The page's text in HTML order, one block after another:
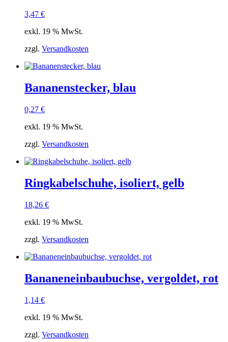
3,47 €
exkl. 19 % MwSt.
zzgl. Versandkosten
Bananenstecker, blau
0,27 €
exkl. 19 % MwSt.
zzgl. Versandkosten
Ringkabelschuhe, isoliert, gelb
18,26 €
exkl. 19 % MwSt.
zzgl. Versandkosten
Bananeneinbaubuchse, vergoldet, rot
1,14 €
exkl. 19 % MwSt.
zzgl. Versandkosten